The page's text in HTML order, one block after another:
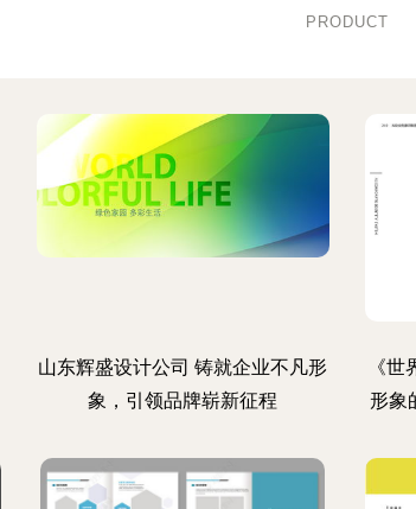
PRODUCT
山东辉盛设计公司 铸就企业不凡形
象，引领品牌崭新征程
《
形象